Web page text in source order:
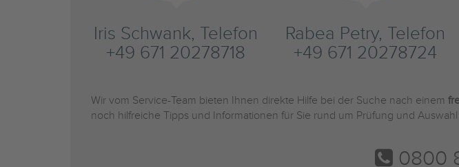
Iris Schwank, Telefon
+49 671 20278718
Rabea Petry, Telefon
+49 671 20278724
Wir vom Service-Team bieten Ihnen direkte Hilfe bei der Suche nach einem
noch hilfreiche Tipps und Informationen für Sie rund um Prüfung und
0800